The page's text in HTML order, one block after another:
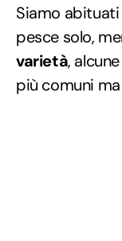
Siamo
pesce solo,
varietà,
più comuni